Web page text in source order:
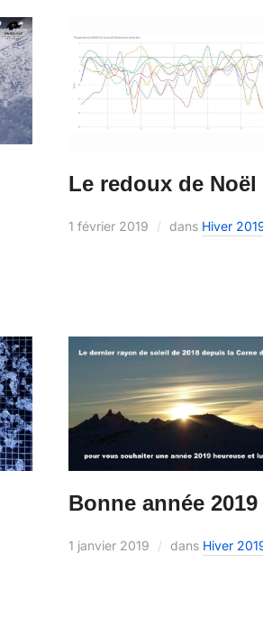
Le redoux de Noël
1 février 2019 dans Hiver
Bonne année
1 janvier 2019 dans Hiver